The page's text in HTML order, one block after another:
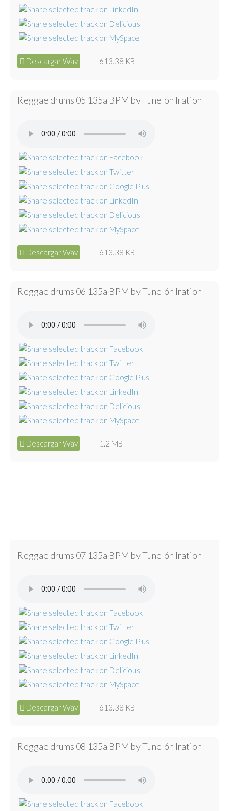
Descargar Wav 613.38 KB
Reggae drums 05 135a BPM by Tunelón Iration
Descargar Wav 613.38 KB
Reggae drums 06 135a BPM by Tunelón Iration
Descargar Wav 1.2 MB
Reggae drums 07 135a BPM by Tunelón Iration
Descargar Wav 613.38 KB
Reggae drums 08 135a BPM by Tunelón Iration